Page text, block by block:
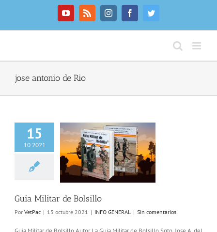
YouTubeRss InstagramFacebookTwitter
jose antonio de Rio
15
10 2021
GENERAL
Guia Militar de Bolsillo
Por VetPac | 15 octubre 2021 | INFO GENERAL | Sin comentarios